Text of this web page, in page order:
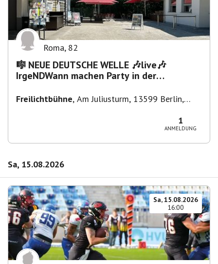
Roma, 82
🎼 NEUE DEUTSCHE WELLE 🎶live🎶
IrgeNDWann machen Party in der
Freilichtbühne, Am Juliusturm, 13599 Berlin,
1
ANMELDUNG
Sa, 15.08.2026
Sa, 15.08.2026
16:00